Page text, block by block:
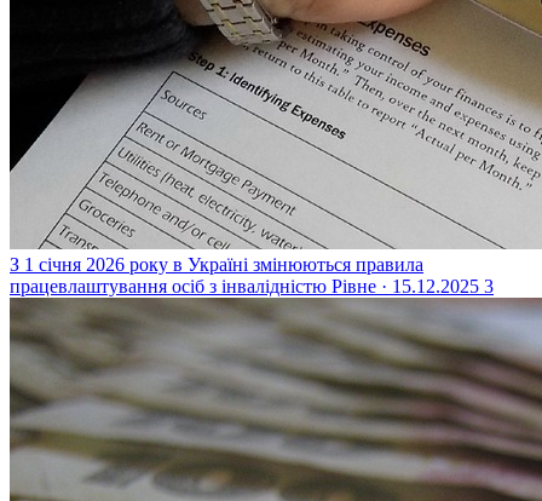
З 1 січня 2026 року в Україні змінюються правила
працевлаштування осіб з інвалідністю Рівне · 15.12.2025 3